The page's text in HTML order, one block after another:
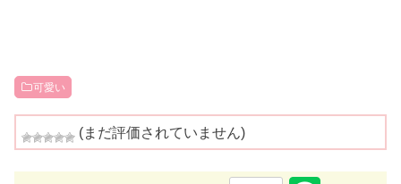
可愛い
(まだ評価されていません)